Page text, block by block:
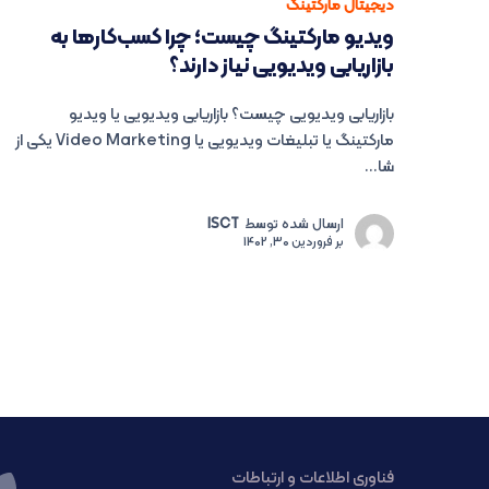
دیجیتال مارکتینگ
ویدیو مارکتینگ چیست؛ چرا کسب‌کارها به
بازاریابی ویدیویی نیاز دارند؟
بازاریابی ویدیویی چیست؟ بازاریابی ویدیویی یا ویدیو
مارکتینگ یا تبلیغات ویدیویی یا Video Marketing یکی از
شا...
ارسال شده توسط ISCT
برفروردین 30, 1402
فناوری اطلاعات و ارتباطات